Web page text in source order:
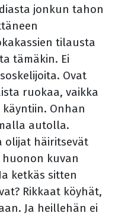
jonkun tahon
tilausta
tämäkin. Ei
Ovat
ruokaa, vaikka
Onhan
autolla.
olijat häiritsevät
kuvan
ketkäs sitten
Rikkaat köyhät,
Ja heillehän ei